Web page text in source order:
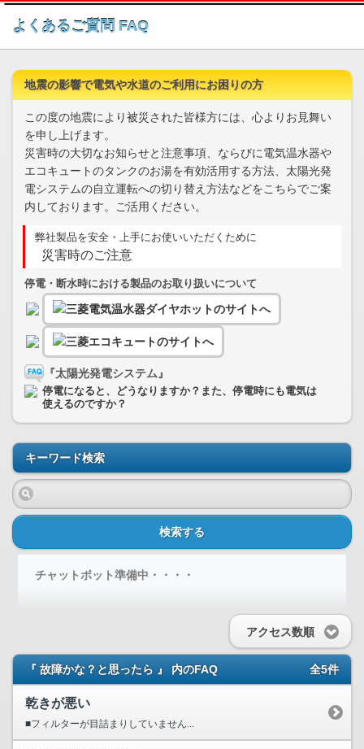
このページの本文へ
よくあるご質問 FAQ
地震の影響で電気や水道のご利用にお困りの方
この度の地震により被災された皆様方には、心よりお見舞い
を申し上げます。
災害時の大切なお知らせと注意事項、ならびに電気温水器や
エコキュートのタンクのお湯を有効活用する方法、太陽光発
電システムの自立運転への切り替え方法などをこちらでご案
内しております。ご活用ください。
弊社製品を安全・上手にお使いいただくために
災害時のご注意
停電・断水時における製品のお取り扱いについて
『太陽光発電システム』
停電になると、どうなりますか？また、停電時にも電気は
使えるのですか？
キーワード検索
検索する
チャットボット準備中・・・・
アクセス数順
『 故障かな？と思ったら 』 内のFAQ 全5件
乾きが悪い
■フィルターが目詰まりしていません...